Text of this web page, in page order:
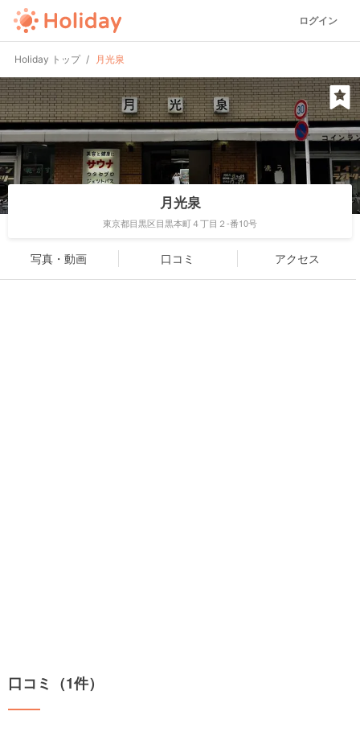
ログイン
Holiday トップ 月光泉
月光泉
東京都目黒区目黒本町４丁目２-番10号
写真・動画 口コミ アクセス
口コミ（1件）